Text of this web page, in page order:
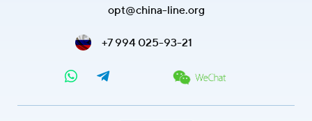
opt@china-line.org
+7 994 025-93-21